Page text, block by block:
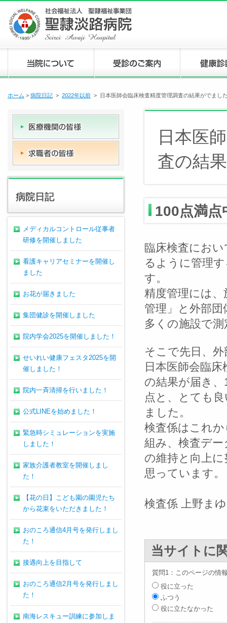
ホーム > 病院日記 > 2022年以前 > 日本医師会臨床検査精度管理調査の結果がでまし
日本医
査の結
100点満
臨床検査にお
るように管理
す。
精度管理には
管理」と外部
多くの施設で
そこで先日、
日本医師会臨
の結果が届き
点と、とても
ました。
検査係はこれ
組み、検査デ
の維持と向上
思っています。
検査係 上野ま
当サイトに
質問1：このページの情
役に立った
ふつう
役に立たなかった
病院日記
メディカルコントロール従事者
研修を開催しました
看護キャリアセミナーを開催し
ました
お花が届きました
集団健診を開催しました
院内学会2025を開催しました！
せいれい健康フェスタ2025を開
催しました！
院内一斉清掃を行いました！
公式LINEを始めました！
緊急時シミュレーションを実施
しました！
家族介護者教室を開催しまし
た！
【花の日】こども園の園児たち
から花束をいただきました！
おのころ通信4月号を発行しまし
た！
接遇向上を目指して
おのころ通信2月号を発行しまし
た！
南海レスキュー訓練に参加しま